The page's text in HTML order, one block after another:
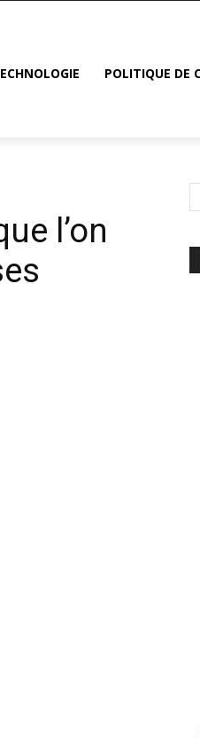
POLITIQUE DE
l’on